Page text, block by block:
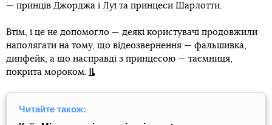
— принців Джорджа і Луї та принцеси Шарлотти.
Втім, і це не допомогло — деякі користувачі продовжили
наполягати на тому, що відеозвернення — фальшивка,
дипфейк, а що насправді з принцесою — таємниця,
покрита мороком.
Читайте також: